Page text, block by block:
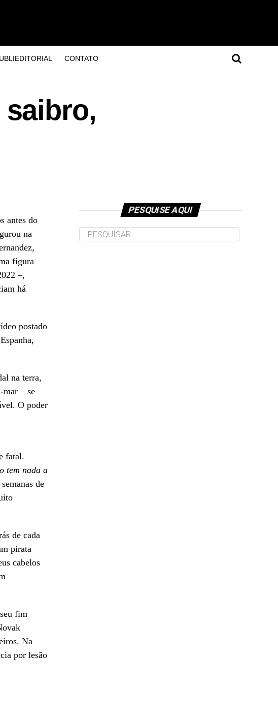
CONTATO
saibro,
antes do
na
figura
–,
há
postado
na terra,
mar – se
O poder
fatal.
tem nada a
de
de cada
pirata
cabelos
fim
Na
por lesão
PESQUISE AQUI